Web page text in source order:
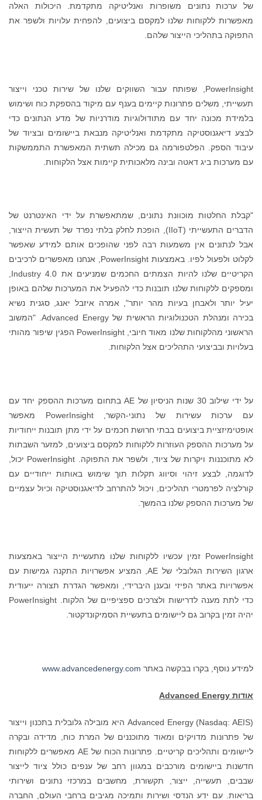
של ערכות נתונים משופרות ואנליטיקה מתקדמת. היכולות האלה
מאפשרות ללקוחות שלנו למקסם ביצועים, להפחית עלויות ולשפר את
התפוקה בתהליכי הייצור שלהם.
PowerInsight, שפותח עבור השווקים שלנו של שירות טכני וייצור
תעשייתי, משלים פתרונות קיימים בענף עם מיקוד בהספקת כוח ושימוש
בלמידת מכונה יחד עם מתודולוגיות מודרניות של מדע הנתונים כדי
לבצע דיאגנוסטיקה מתקדמת ואנליטיקה מנבאת ביישומים ובציוד של
עיבוד הספק. הפלטפורמה גם מכילה תשתית המאפשרת התממשקות
עם מערכות ביג דאטה ובינה מלאכותית קיימות אצל הלקוחות.
"קבלת החלטות מוכוונת נתונים, שמתאפשרת על ידי האינטרנט של
הדברים התעשייתי (IIoT), הופכת לחלק בלתי נפרד של תעשית הייצור,
אבל לנתונים אין משמעות רבה לפני שהופכים אותם למידע שאפשר
לקלוט ולפעול לפיו. באמצעות PowerInsight, אנחנו מאפשרים לרכיבים
הקריטיים שלנו להיות הצמתים החכמים שמניעים את Industry 4.0,
ומספקים ללקוחות שלנו תובנות כדי להפעיל את המערכות שלהם באופן
יעיל יותר ולאבחן בעיות מהר יותר", אמרה איזבל יאנג, סגנית נשיא
בכירה ומנהלת הטכנולוגיות הראשית של Advanced Energy. "המשוב
הראשוני מהלקוחות שלנו מאוד חיובי, PowerInsight הפגין שיפור מהותי
בעלויות ובביצועי התהליכים אצל הלקוחות.
על ידי שילוב 30 שנות הניסיון של AE בתחום מערכות ההספק יחד עם
עם ערכות עשירות של נתוני-הקשר, PowerInsight מאפשר
אופטימיזציית ביצועים בבתי חרושת חכמים על ידי מתן תובנות ייחודיות
על מערכות ההספק העוזרות ללקוחות למקסם ביצועים, למזער השבתות
לא מתוכננות ויקרות של ציוד, ולשפר את התפוקה. PowerInsight יכול,
לדוגמה, לבצע זיהוי וסיווג תקלות תוך שימוש באותות ייחודיים עם
קורלציה לפרמטרי תהליכים, ויכול להתרחב לדיאגנוסטיקה וכיול עצמיים
של מערכות ההספק שלנו בהמשך.
PowerInsight זמין עכשיו ללקוחות שלנו מתעשיית הייצור באמצעות
ארגון השירות הגלובלי של AE, המציע אפשרויות התקנה גמישות עם
אפשרויות באתר הפיזי ובענן היברידי, ומאפשר הגדרת תצורה ייעודית
כדי לתת מענה לדרישות ולצרכים ספציפיים של הלקוח. PowerInsight
יהיה זמין בקרוב גם ליישומים בתעשיית הסמיקונדקטור.
למידע נוסף, בקרו בבקשה באתר www.advancedenergy.com
אודות Advanced Energy
Advanced Energy (Nasdaq: AEIS) היא מובילה גלובלית בתכנון וייצור
של פתרונות מדויקים ומאוד מתוכננים של המרת כוח, מדידה ובקרה
ליישומים ותהליכים קריטיים. פתרונות הכוח של AE מאפשרים ללקוחות
חדשנות ביישומים מורכבים במגוון רחב של ענפים כולל ציוד לייצור
שבבים, תעשייה, ייצור, תקשורת, מחשבים במרכזי נתונים ושירותי
בריאות. עם ידע הנדסי ושירות ותמיכה מגיבים ברחבי העולם, החברה